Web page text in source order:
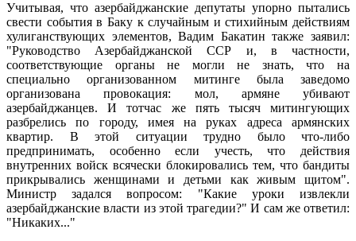
Учитывая, что азербайджанские депутаты упорно пытались
свести события в Баку к случайным и стихийным действиям
хулиганствующих элементов, Вадим Бакатин также заявил:
"Руководство Азербайджанской ССР и, в частности,
соответствующие органы не могли не знать, что на
специально организованном митинге была заведомо
организована провокация: мол, армяне убивают
азербайджанцев. И тотчас же пять тысяч митингующих
разбрелись по городу, имея на руках адреса армянских
квартир. В этой ситуации трудно было что-либо
предпринимать, особенно если учесть, что действия
внутренних войск всячески блокировались тем, что бандиты
прикрывались женщинами и детьми как живым щитом".
Министр задался вопросом: "Какие уроки извлекли
азербайджанские власти из этой трагедии?" И сам же ответил:
"Никаких..."